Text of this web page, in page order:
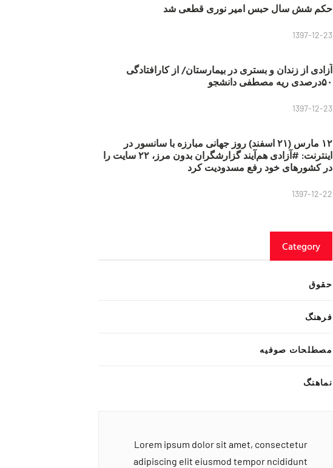
حکم شش سال حبس امیر نوری قطعی شد
1397-12-23
آزادی از زندان و بستری در بیمارستان/ از کارافتادگی
۵۰درصدی ریه مصطفی دانشجو
1397-12-23
۱۲ مارس (۲۱ اسفند) روز جهانی مبارزه با سانسور در
اینترنت: #آزادی هم‌آیند گزارشگران‌ بدون مرز، ۲۲ سایت را
در کشورهای خود رفع مسدودیت کرد
1397-12-22
Category
حقوق
فرهنگ
مصطلحات صوفیه
نماهنگ
Lorem ipsum dolor sit amet, consectetur
adipiscing elit eiusmod tempor ncididunt